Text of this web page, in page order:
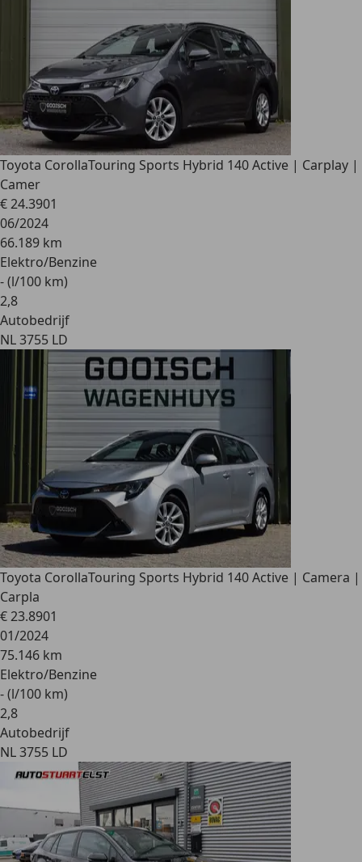
Toyota CorollaTouring Sports Hybrid 140 Active | Carplay |
Camer
€ 24.3901
06/2024
66.189 km
Elektro/Benzine
- (l/100 km)
2,8
Autobedrijf
NL 3755 LD
Toyota CorollaTouring Sports Hybrid 140 Active | Camera |
Carpla
€ 23.8901
01/2024
75.146 km
Elektro/Benzine
- (l/100 km)
2,8
Autobedrijf
NL 3755 LD